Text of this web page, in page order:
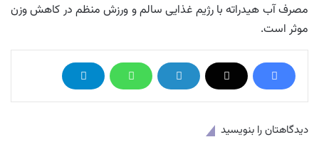
مصرف آب هیدراته با رژیم غذایی سالم و ورزش منظم در کاهش وزن
موثر است.
دیدگاهتان را بنویسید